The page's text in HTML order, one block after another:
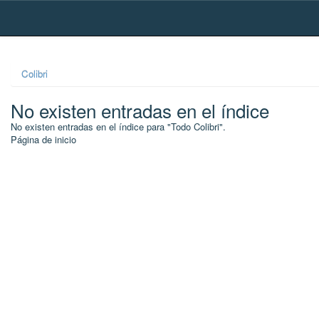
Skip
Colibri
No existen entradas en el índice
No existen entradas en el índice para "Todo Colibri".
Página de inicio